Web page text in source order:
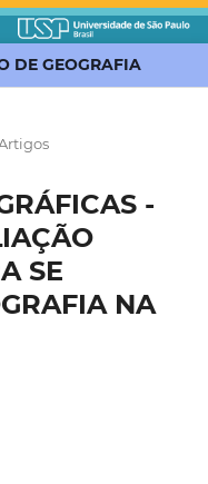
DE GEOGRAFIA
-
SE
NA